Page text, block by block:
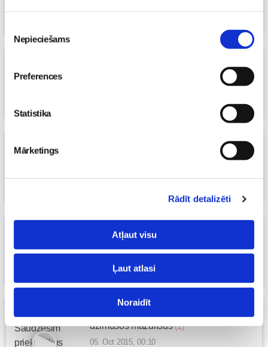
izvēle
Nepieciešams
Preferences
Statistika
Mārketings
Rādīt detalizēti
Atļaut visu
Ļaut atlasi
Noraidīt
Kas jums trūkst māmiņas lomā un
dzimušos mazulīšus (2)
05. Oct 2015, 00:10